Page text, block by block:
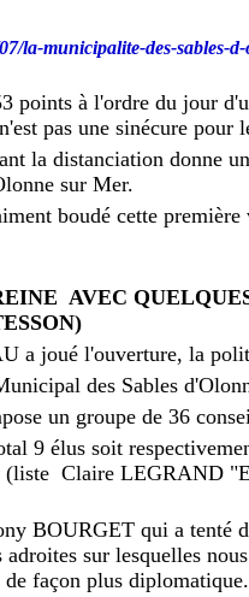
la-municipalite-des-sables-
points à l'ordre du jour
pas une sinécure pour
la distanciation donne
sur Mer.
boudé cette
AVEC
a joué l'ouverture, la
des Sables
un groupe de 36
9 élus soit
(liste Claire LEGRAND
BOURGET qui a tenté
sur lesquelles
façon plus diplomatique.